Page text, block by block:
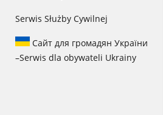
Serwis Służby Cywilnej
Сайт для громадян України
–Serwis dla obywateli Ukrainy